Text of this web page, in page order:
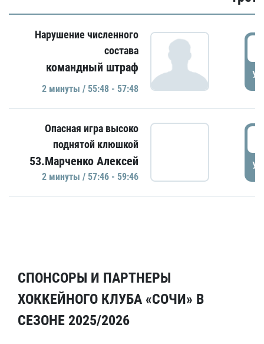
Нарушение численного
состава
командный штраф
2 минуты / 55:48 - 57:48
Опасная игра высоко
поднятой клюшкой
53.Марченко Алексей
2 минуты / 57:46 - 59:46
СПОНСОРЫ И ПАРТНЕРЫ
ХОККЕЙНОГО КЛУБА «СОЧИ» В
СЕЗОНЕ 2025/2026